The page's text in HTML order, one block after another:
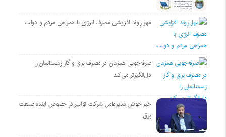
مهار روند افزایشی مصرف انرژی با همراهی مردم و دولت
صرفه‌جویی همزمان در مصرف برق و گاز زمستانمان را
دل‌انگیزتر می‌کند
خبر خوش مدیرعامل شرکت توانیر در خصوص آینده صنعت
برق